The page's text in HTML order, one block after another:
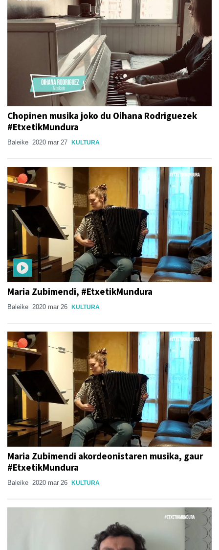
Chopinen musika joko du Oihana Rodriguezek
#EtxetikMundura
Baleike 2020 mar 27 KULTURA
Maria Zubimendi, #EtxetikMundura
Baleike 2020 mar 26 KULTURA
Maria Zubimendi akordeonistaren musika, gaur
#EtxetikMundura
Baleike 2020 mar 26 KULTURA